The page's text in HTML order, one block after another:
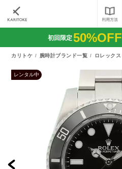
初回限定50%OFF
カリトケ 腕時計ブランド一覧 ロレックス
レンタル中